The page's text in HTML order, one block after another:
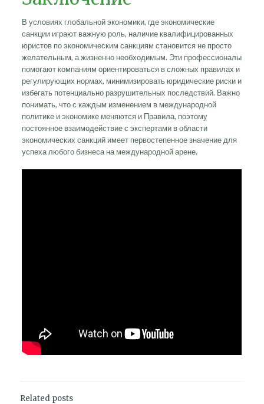
В условиях глобальной экономики, где экономические
санкции играют важную роль, наличие квалифицированных
юристов по экономическим санкциям становится не просто
желательным, а жизненно необходимым. Эти профессионалы
помогают компаниям ориентироваться в сложных правилах и
регулирующих нормах, минимизировать юридические риски и
избегать потенциально разрушительных последствий. Важно
понимать, что с каждым изменением в международной
политике и экономике меняются и Правила, поэтому
постоянное взаимодействие с экспертами в области
экономических санкций имеет первостепенное значение для
успеха любого бизнеса на международной арене.
Related posts